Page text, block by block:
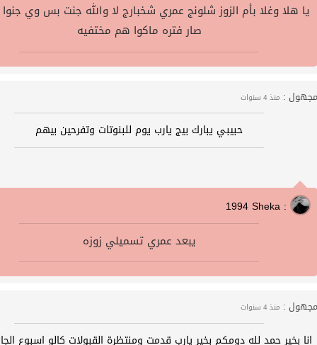
يا هلا وغلا بأم الزوز شلونج عمري شخبارج لا والله جنت بس وي
صار فتره ماكوا هم مختفيه
مجهول : منذ 4 سنوات
حبيبي يبارك بيج يارب يوم للبنوتات وتفرحين بيهم
1994 Sheka :
يبعد عمري تسميلي زوزه
مجهول : منذ 4 سنوات
انا بخير حمد لله دومكم بخير يارب قدمت ومنتظرة القبولات كالو اسبوع